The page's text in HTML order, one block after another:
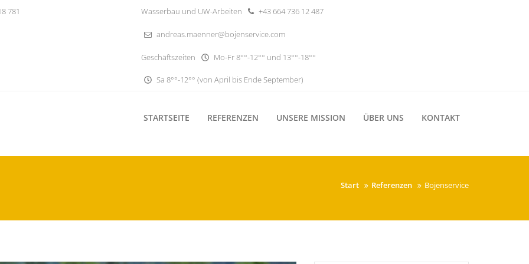
781 Wasserbau und UW-Arbeiten +43 664 736 12 487
andreas.maenner@bojenservice.com
Geschäftszeiten Mo-Fr 8°°-12°° und 13°°-18°°
Sa 8°°-12°° (von April bis Ende September)
STARTSEITE REFERENZEN UNSERE MISSION ÜBER UNS KONTAKT
Start Referenzen Bojenservice